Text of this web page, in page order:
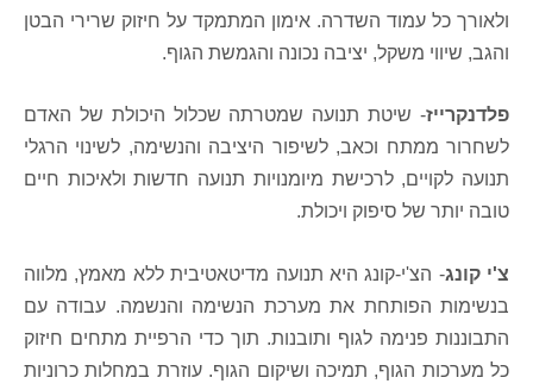
ולאורך כל עמוד השדרה. אימון המתמקד על חיזוק שרירי הבטן
והגב, שיווי משקל, יציבה נכונה והגמשת הגוף.
פלדנקרייז- שיטת תנועה שמטרתה שכלול היכולת של האדם
לשחרור ממתח וכאב, לשיפור היציבה והנשימה, לשינוי הרגלי
תנועה לקויים, לרכישת מיומנויות תנועה חדשות ולאיכות חיים
טובה יותר של סיפוק ויכולת.
צ'י קונג- הצ'י-קונג היא תנועה מדיטאטיבית ללא מאמץ, מלווה
בנשימות הפותחת את מערכת הנשימה והנשמה. עבודה עם
התבוננות פנימה לגוף ותובנות. תוך כדי הרפיית מתחים חיזוק
כל מערכות הגוף, תמיכה ושיקום הגוף. עוזרת במחלות כרוניות